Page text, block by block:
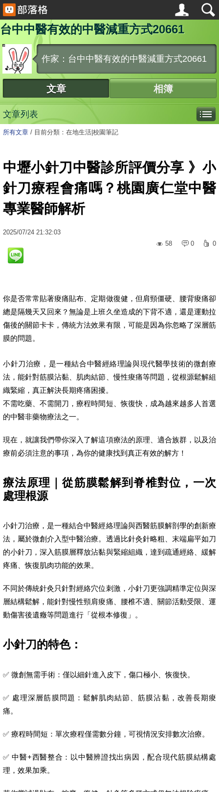
台中中醫有效的中醫減重方式20661
作家：台中中醫有效的中醫減重方式20661
文章 相簿
文章列表
所有文章 / 目前分類：在地生活|校園筆記
中壢小針刀中醫診所評價分享 》小
針刀療程會痛嗎？桃園廣仁堂中醫
專業醫師解析
2025/07/24 21:32:03
58
0 0
你是否常常貼著痠痛貼布、定期做復健，但肩頸僵硬、腰背痠痛卻
總是隔幾天又回來？無論是上班久坐造成的下背不適，還是運動拉
傷後的關節卡卡，傳統方法效果有限，可能是因為你忽略了深層筋
膜的問題。
小針刀治療，是一種結合中醫經絡理論與現代醫學技術的微創療
法，能針對筋膜沾黏、肌肉結節、慢性痠痛等問題，從根源鬆解組
織緊縮，真正解決長期疼痛困擾。
不需吃藥、不需開刀，療程時間短、恢復快，成為越來越多人首選
的中醫非藥物療法之一。
現在，就讓我們帶你深入了解這項療法的原理、適合族群，以及治
療前必須注意的事項，為你的健康找到真正有效的解方！
療法原理｜從筋膜鬆解到脊椎對位，一次
處理根源
小針刀治療，是一種結合中醫經絡理論與西醫筋膜解剖學的創新療
法，屬於微創介入型中醫治療。透過比針灸針略粗、末端扁平如刀
的小針刀，深入筋膜層釋放沾黏與緊縮組織，達到疏通經絡、緩解
疼痛、恢復肌肉功能的效果。
不同於傳統針灸只針對經絡穴位刺激，小針刀更強調精準定位與深
層結構鬆解，能針對慢性頸肩痠痛、腰椎不適、關節活動受限、運
動傷害後遺癥等問題進行「從根本修復」。
小針刀的特色：
✅ 微創無需手術：僅以細針進入皮下，傷口極小、恢復快。
✅ 處理深層筋膜問題：鬆解肌肉結節、筋膜沾黏，改善長期痠
痛。
✅ 療程時間短：單次療程僅需數分鐘，可視情況安排數次治療。
✅ 中醫+西醫整合：以中醫辨證找出病因，配合現代筋膜結構處
理，效果加乘。